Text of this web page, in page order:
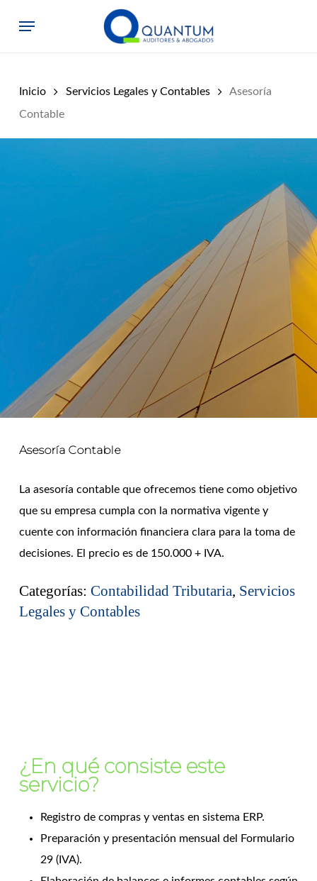
Menu
Inicio Servicios Legales y Contables
Asesoría
Contable
Asesoría Contable
La asesoría contable que ofrecemos tiene como objetivo
que su empresa cumpla con la normativa vigente y
cuente con información financiera clara para la toma de
decisiones. El precio es de 150.000 + IVA.
Categorías: Contabilidad Tributaria, Servicios
Legales y Contables
¿En qué consiste este
servicio?
Registro de compras y ventas en sistema ERP.
Preparación y presentación mensual del Formulario
29 (IVA).